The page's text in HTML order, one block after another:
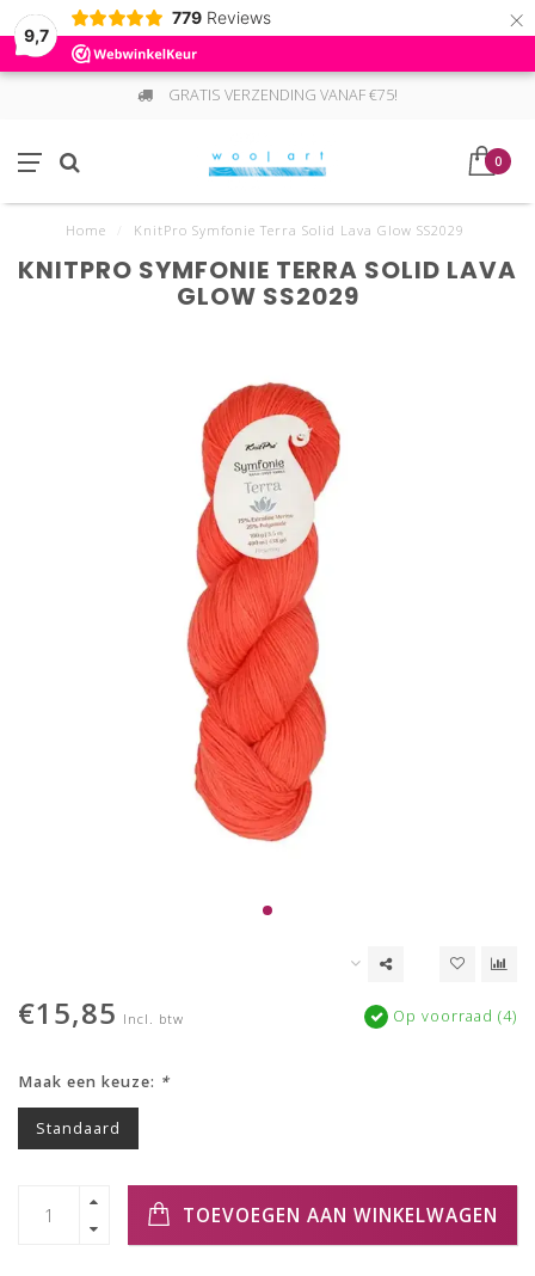
9,7
779 Reviews ×
GRATIS VERZENDING VANAF €75!
0
Home KnitPro Symfonie Terra Solid Lava Glow SS2029
KNITPRO SYMFONIE TERRA SOLID LAVA
GLOW SS2029
€15,85 Incl. btw Op voorraad (4)
Maak een keuze: *
Standaard
TOEVOEGEN AAN WINKELWAGEN